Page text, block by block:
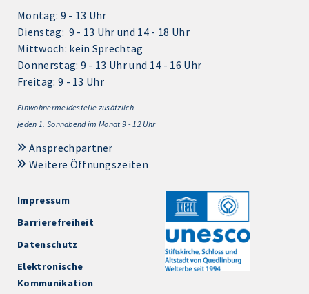
Montag: 9 - 13 Uhr
Dienstag: 9 - 13 Uhr und 14 - 18 Uhr
Mittwoch: kein Sprechtag
Donnerstag: 9 - 13 Uhr und 14 - 16 Uhr
Freitag: 9 - 13 Uhr
Einwohnermeldestelle zusätzlich
jeden 1. Sonnabend im Monat 9 - 12 Uhr
Ansprechpartner
Weitere Öffnungszeiten
Impressum
Barrierefreiheit
Datenschutz
Elektronische
Kommunikation